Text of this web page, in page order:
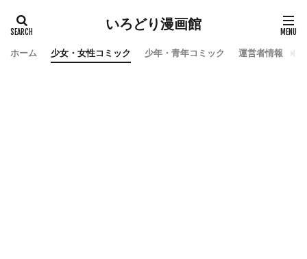
いろどり漫画館
ホーム 少女・女性コミック 少年・青年コミック 運営者情報